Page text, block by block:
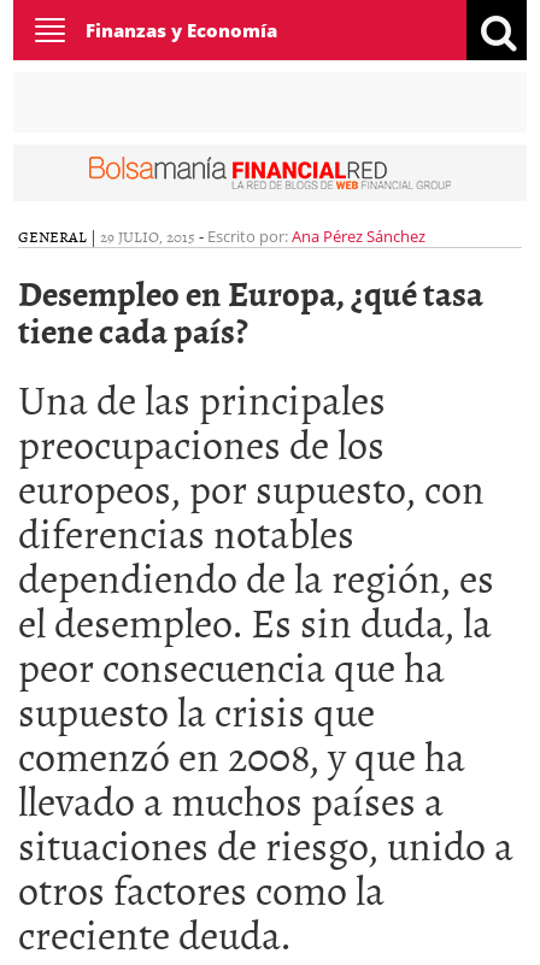
Toggle
navigation
Finanzas y Economía
GENERAL | 29 JULIO, 2015 - Escrito por:Ana Pérez Sánchez
Desempleo en Europa, ¿qué tasa
tiene cada país?
Una de las principales
preocupaciones de los
europeos, por supuesto, con
diferencias notables
dependiendo de la región, es
el desempleo. Es sin duda, la
peor consecuencia que ha
supuesto la crisis que
comenzó en 2008, y que ha
llevado a muchos países a
situaciones de riesgo, unido a
otros factores como la
creciente deuda.